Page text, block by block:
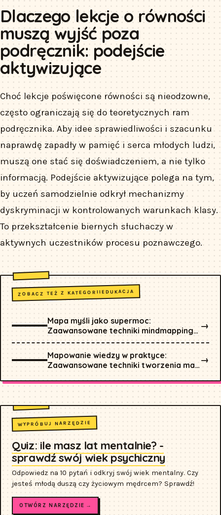
Dlaczego lekcje o równości
muszą wyjść poza
podręcznik: podejście
aktywizujące
Choć lekcje poświęcone równości są nieodzowne,
często ograniczają się do teoretycznych ram
podręcznika. Aby idee sprawiedliwości i szacunku
naprawdę zapadły w pamięć i serca młodych ludzi,
muszą one stać się doświadczeniem, a nie tylko
informacją. Podejście aktywizujące polega na tym,
by uczeń samodzielnie odkrył mechanizmy
dyskryminacji w kontrolowanych warunkach klasy.
To przekształcenie biernych słuchaczy w
aktywnych uczestników procesu poznawczego.
ZOBACZ TEŻ Z KATEGORIIEDUKACJA
Mapa myśli jako supermoc:
Zaawansowane techniki mindmappingu
dla studentów i naukowców
→
Mapowanie wiedzy w praktyce:
Zaawansowane techniki tworzenia map
studentów i naukowców
→
WYPRÓBUJ NARZĘDZIE
Quiz: ile masz lat mentalnie? -
sprawdź swój wiek psychiczny
Odpowiedz na 10 pytań i odkryj swój wiek mentalny. Czy
jesteś młodą duszą czy życiowym mędrcem? Sprawdź!
OTWÓRZ NARZĘDZIE →